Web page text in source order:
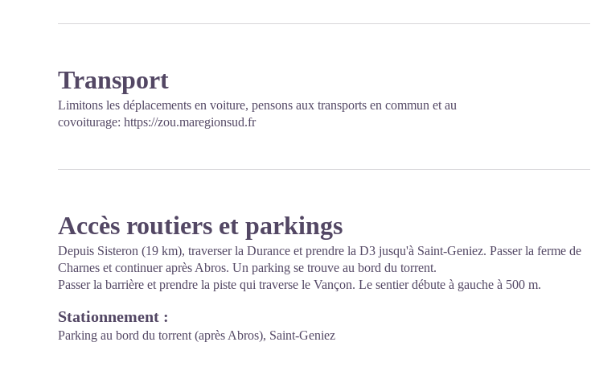
Transport
Limitons les déplacements en voiture, pensons aux transports en commun et au
covoiturage: https://zou.maregionsud.fr
Accès routiers et parkings
Depuis Sisteron (19 km), traverser la Durance et prendre la D3 jusqu'à Saint-Geniez. Passer la ferme de
Charnes et continuer après Abros. Un parking se trouve au bord du torrent.
Passer la barrière et prendre la piste qui traverse le Vançon. Le sentier débute à gauche à 500 m.
Stationnement :
Parking au bord du torrent (après Abros), Saint-Geniez